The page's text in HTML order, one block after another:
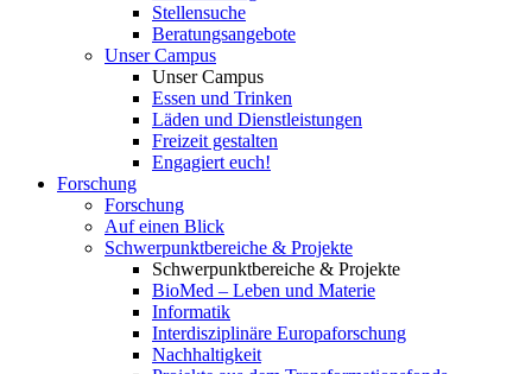
Stellensuche
Beratungsangebote
Unser Campus
Unser Campus
Essen und Trinken
Läden und Dienstleistungen
Freizeit gestalten
Engagiert euch!
Forschung
Forschung
Auf einen Blick
Schwerpunktbereiche & Projekte
Schwerpunktbereiche & Projekte
BioMed – Leben und Materie
Informatik
Interdisziplinäre Europaforschung
Nachhaltigkeit